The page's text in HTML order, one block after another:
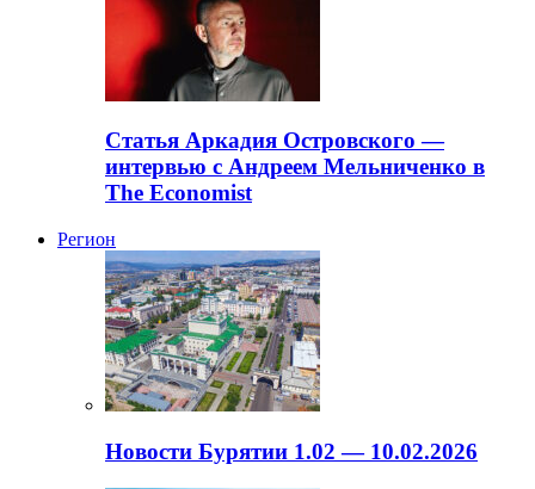
Статья Аркадия Островского —
интервью с Андреем Мельниченко в
The Economist
Регион
Новости Бурятии 1.02 — 10.02.2026